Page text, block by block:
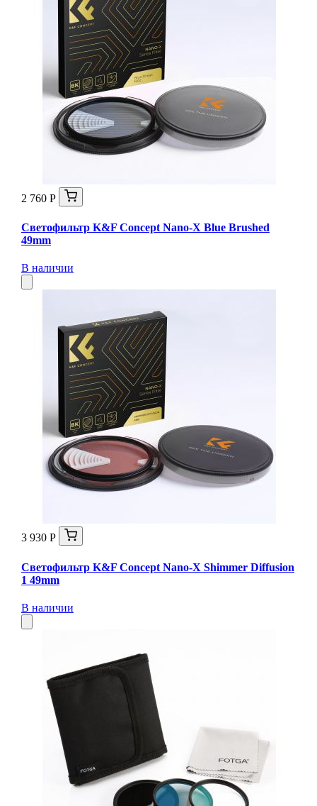
2 760 Р
Светофильтр K&F Concept Nano-X Blue Brushed
49mm
В наличии
3 930 Р
Светофильтр K&F Concept Nano-X Shimmer Diffusion
1 49mm
В наличии